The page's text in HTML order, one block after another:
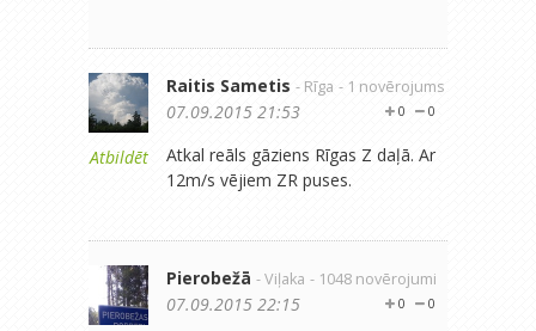
Atbildēt
Raitis Sametis - Rīga - 1 novērojums
0
0
07.09.2015 21:53
Atkal reāls gāziens Rīgas Z daļā. Ar
12m/s vējiem ZR puses.
Pierobežā - Viļaka - 1048 novērojumi
0
0
07.09.2015 22:15